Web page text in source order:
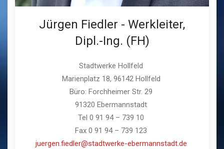
Jürgen Fiedler - Werkleiter,
Dipl.-Ing. (FH)
Stadtwerke Hollfeld
Marienplatz 18, 96142 Hollfeld
Büro: Forchheimer Str. 29
91320 Ebermannstadt
Tel 0 91 94 – 739 10
Fax 0 91 94 – 739 123
juergen.fiedler@stadtwerke-ebermannstadt.de